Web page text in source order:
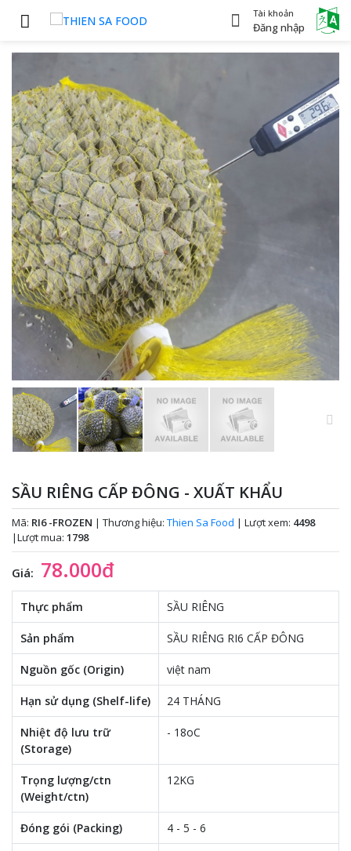
Tài khoản
Đăng nhập
SẦU RIÊNG CẤP ĐÔNG - XUẤT KHẨU
Mã: RI6 -FROZEN | Thương hiệu: Thien Sa Food | Lượt xem: 4498
|Lượt mua: 1798
Giá: 78.000đ
Thực phẩm SẦU RIÊNG
Sản phẩm SẦU RIÊNG RI6 CẤP ĐÔNG
Nguồn gốc (Origin) việt nam
Hạn sử dụng (Shelf-life) 24 THÁNG
Nhiệt độ lưu trữ
(Storage)
- 18oC
Trọng lượng/ctn
(Weight/ctn)
12KG
Đóng gói (Packing) 4 - 5 - 6